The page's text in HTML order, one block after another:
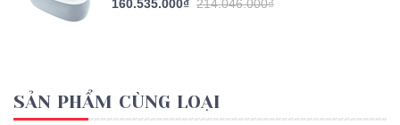
160.535.000₫ 214.046.000₫
SẢN PHẨM CÙNG LOẠI